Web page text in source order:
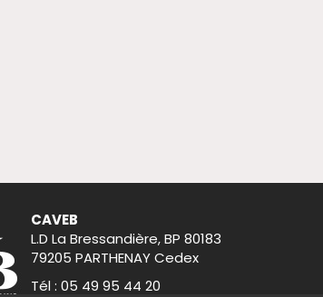
CAVEB
L.D La Bressandière, BP 80183
79205 PARTHENAY Cedex
Tél : 05 49 95 44 20